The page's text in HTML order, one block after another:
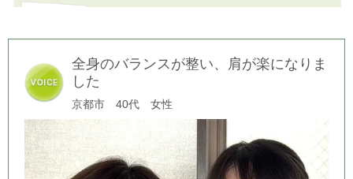
全身のバランスが整い、肩が楽になりま
した
京都市 40代 女性